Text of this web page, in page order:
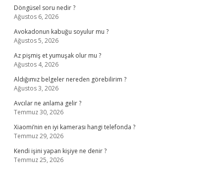
Döngüsel soru nedir ?
Ağustos 6, 2026
Avokadonun kabuğu soyulur mu ?
Ağustos 5, 2026
Az pişmiş et yumuşak olur mu ?
Ağustos 4, 2026
Aldığımız belgeler nereden görebilirim ?
Ağustos 3, 2026
Avcılar ne anlama gelir ?
Temmuz 30, 2026
Xiaomi’nin en iyi kamerası hangi telefonda ?
Temmuz 29, 2026
Kendi işini yapan kişiye ne denir ?
Temmuz 25, 2026